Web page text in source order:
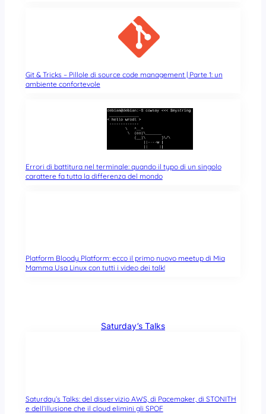
Git & Tricks – Pillole di source code management | Parte 1: un
ambiente confortevole
Errori di battitura nel terminale: quando il typo di un singolo
carattere fa tutta la differenza del mondo
Platform Bloody Platform: ecco il primo nuovo meetup di Mia
Mamma Usa Linux con tutti i video dei talk!
Saturday’s Talks
Saturday’s Talks: del disservizio AWS, di Pacemaker, di STONITH
e dell’illusione che il cloud elimini gli SPOF